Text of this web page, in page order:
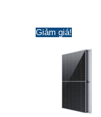
Giảm giá!